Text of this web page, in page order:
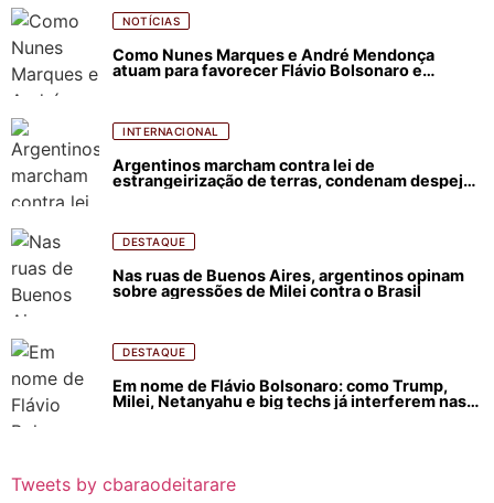
NOTÍCIAS
Como Nunes Marques e André Mendonça
atuam para favorecer Flávio Bolsonaro e
INTERNACIONAL
Argentinos marcham contra lei de
estrangeirização de terras, condenam despejos
DESTAQUE
Nas ruas de Buenos Aires, argentinos opinam
sobre agressões de Milei contra o Brasil
DESTAQUE
Em nome de Flávio Bolsonaro: como Trump,
Milei, Netanyahu e big techs já interferem nas
Tweets by cbaraodeitarare